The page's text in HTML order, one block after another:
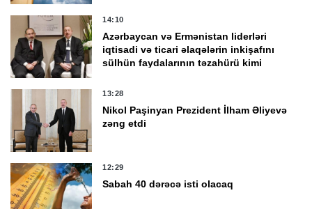
14:10
Azərbaycan və Ermənistan liderləri
iqtisadi və ticari əlaqələrin inkişafını
sülhün faydalarının təzahürü kimi
13:28
Nikol Paşinyan Prezident İlham Əliyevə
zəng etdi
12:29
Sabah 40 dərəcə isti olacaq